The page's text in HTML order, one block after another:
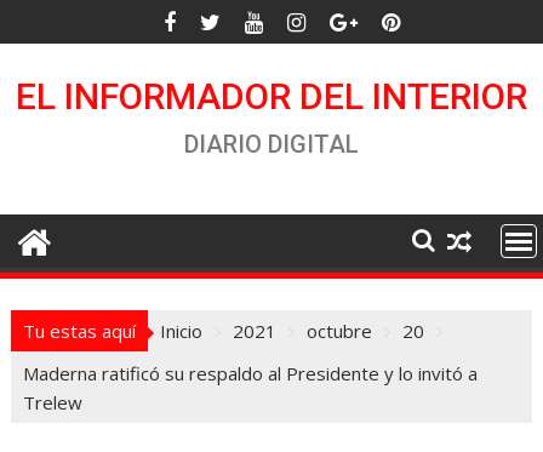
al
EL INFORMADOR DEL INTERIOR
DIARIO DIGITAL
Tu estas aquí Inicio 2021 octubre
20
Maderna ratificó su respaldo al Presidente y lo invitó a
Trelew